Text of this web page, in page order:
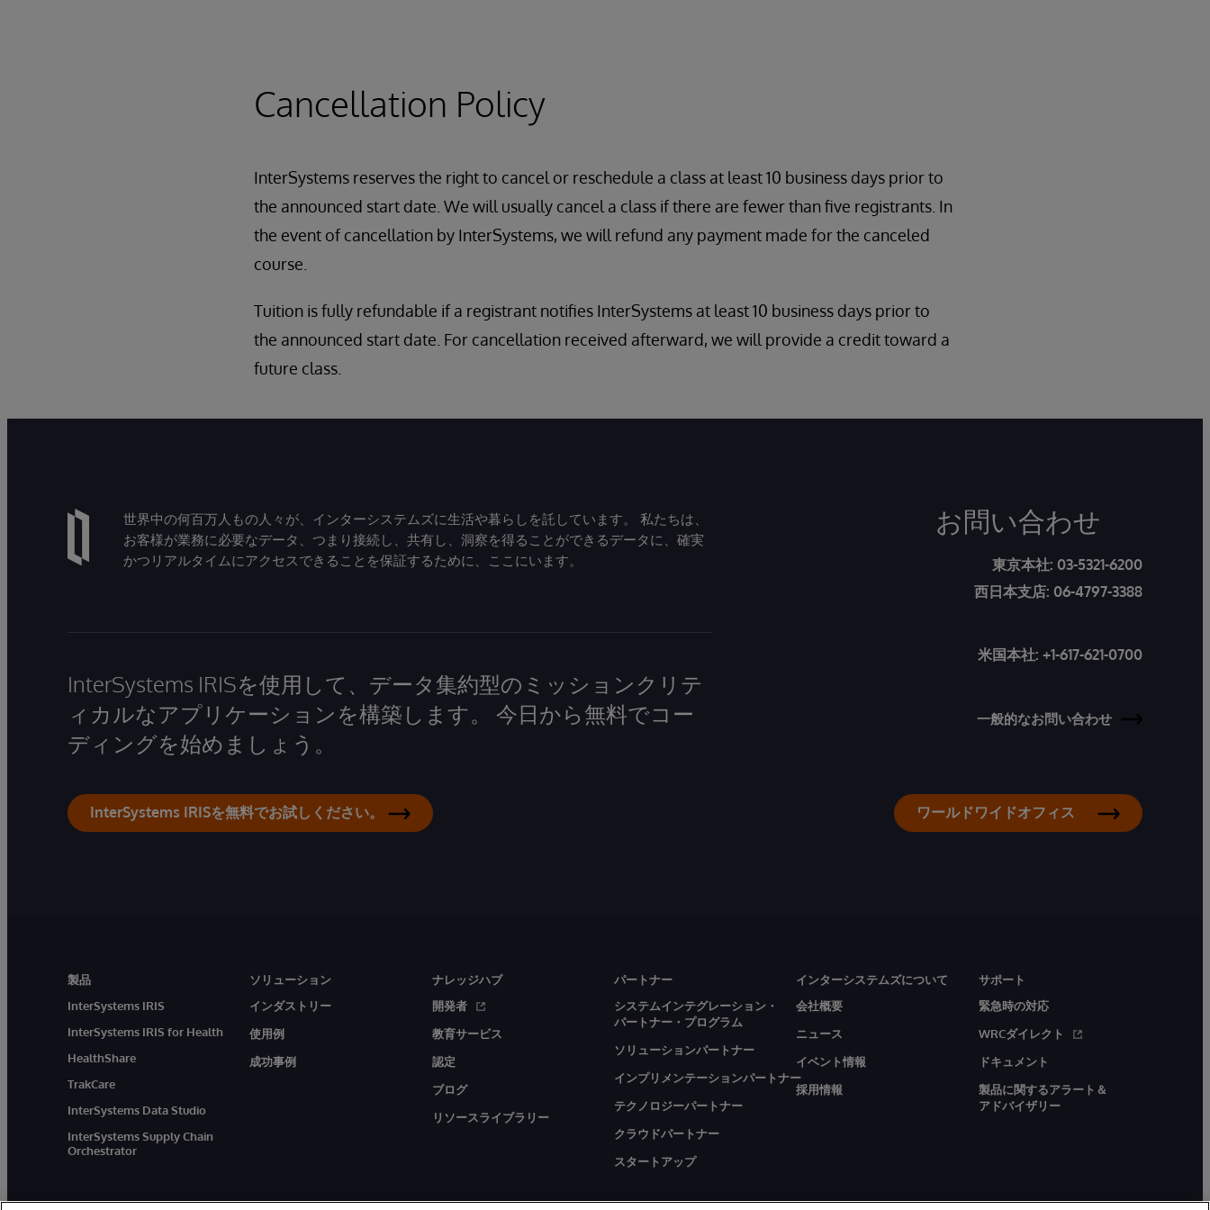
Cancellation Policy
InterSystems reserves the right to cancel or reschedule a class at least 10 business days prior to
the announced start date. We will usually cancel a class if there are fewer than five registrants. In
the event of cancellation by InterSystems, we will refund any payment made for the canceled
course.
Tuition is fully refundable if a registrant notifies InterSystems at least 10 business days prior to
the announced start date. For cancellation received afterward, we will provide a credit toward a
future class.
世界中の何百万人もの人々が、インターシステムズに生活や暮らしを託しています。 私たちは、
お客様が業務に必要なデータ、つまり接続し、共有し、洞察を得ることができるデータに、確実
かつリアルタイムにアクセスできることを保証するために、ここにいます。
InterSystems IRISを使用して、データ集約型のミッションクリテ
ィカルなアプリケーションを構築します。 今日から無料でコー
ディングを始めましょう。
InterSystems IRISを無料でお試しください。
お問い合わせ
東京本社: 03-5321-6200
西日本支店: 06-4797-3388
米国本社: +1-617-621-0700
一般的なお問い合わせ
ワールドワイドオフィス
製品
InterSystems IRIS
InterSystems IRIS for Health
HealthShare
TrakCare
InterSystems Data Studio
InterSystems Supply Chain
Orchestrator
ソリューション
インダストリー
使用例
成功事例
ナレッジハブ
開発者
教育サービス
認定
ブログ
リソースライブラリー
パートナー
システムインテグレーション・
パートナー・プログラム
ソリューションパートナー
インプリメンテーションパートナー
テクノロジーパートナー
クラウドパートナー
スタートアップ
インターシステムズについて
会社概要
ニュース
イベント情報
採用情報
サポート
緊急時の対応
WRCダイレクト
ドキュメント
製品に関するアラート＆
アドバイザリー